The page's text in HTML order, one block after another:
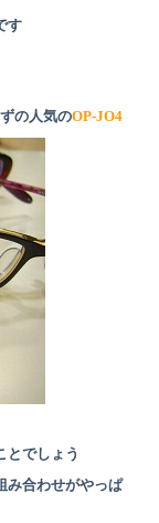
す
の人気のOP-JO4
とでしょう
合わせがやっぱ